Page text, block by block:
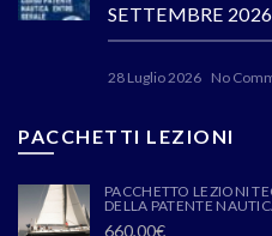
SETTEMBRE 2026
28 Luglio 2026 No
PACCHETTI LEZIONI
PACCHETTO LEZIONI
DELLA PATENTE
660,00€